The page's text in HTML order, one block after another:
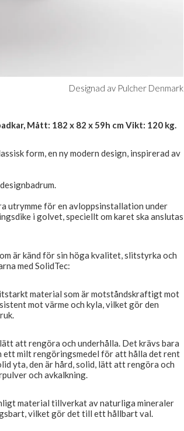
Designad av Pulcher Denmark
Mått: 182 x 82 x 59h cm Vikt: 120 kg.
form, en ny modern design, inspirerad av
utrymme för en avloppsinstallation under
i golvet, speciellt om karet ska anslutas
är känd för sin höga kvalitet, slitstyrka och
med SolidTec:
material som är motståndskraftigt mot
mot värme och kyla, vilket gör den
att rengöra och underhålla. Det krävs bara
ett milt rengöringsmedel för att hålla det rent
yta, den är hård, solid, lätt att rengöra och
och avkalkning.
material tillverkat av naturliga mineraler
vilket gör det till ett hållbart val.